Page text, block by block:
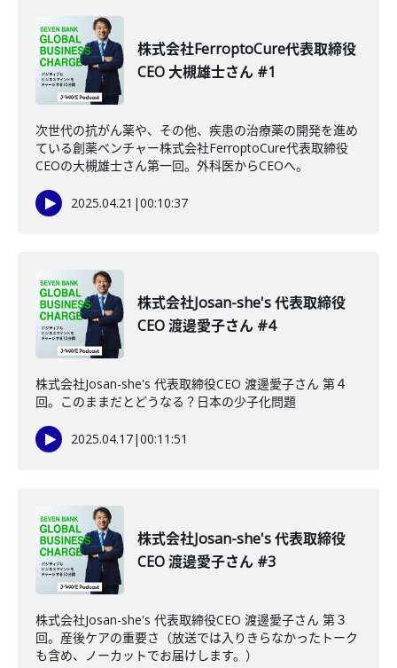
株式会社FerroptoCure代表取締役
CEO 大槻雄士さん #1
次世代の抗がん薬や、その他、疾患の治療薬の開発を進め
ている創薬ベンチャー株式会社FerroptoCure代表取締役
CEOの大槻雄士さん第一回。外科医からCEOへ。
2025.04.21 |00:10:37
株式会社Josan-she's 代表取締役
CEO 渡邊愛子さん #4
株式会社Josan-she's 代表取締役CEO 渡邊愛子さん 第４
回。このままだとどうなる？日本の少子化問題
2025.04.17|00:11:51
株式会社Josan-she's 代表取締役
CEO 渡邊愛子さん #3
株式会社Josan-she's 代表取締役CEO 渡邊愛子さん 第３
回。産後ケアの重要さ（放送では入りきらなかったトーク
も含め、ノーカットでお届けします。）